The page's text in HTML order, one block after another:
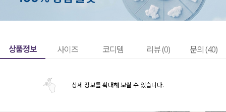
상품정보 사이즈 코디템 리뷰 (0) 문의 (40)
상세 정보를 확대해 보실 수 있습니다.